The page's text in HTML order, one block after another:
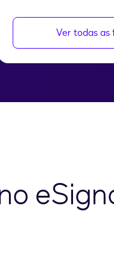
Ver todas as